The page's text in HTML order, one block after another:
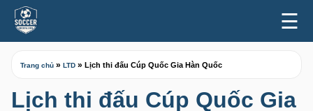
☰
Trang chủ » LTD » Lịch thi đấu Cúp Quốc Gia Hàn Quốc
Lịch thi đấu Cúp Quốc Gia